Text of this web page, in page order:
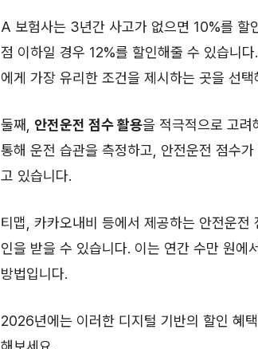
A 보험사는 3년간 사고가 없으면 10%를 할
점 이하일 경우 12%를 할인해줄 수 있습니
에게 가장 유리한 조건을 제시하는 곳을 선택
둘째, 안전운전 점수 활용을 적극적으로 고려
통해 운전 습관을 측정하고, 안전운전 점수
고 있습니다.
티맵, 카카오내비 등에서 제공하는 안전운
인을 받을 수 있습니다. 이는 연간 수만 원에
방법입니다.
2026년에는 이러한 디지털 기반의 할인 혜